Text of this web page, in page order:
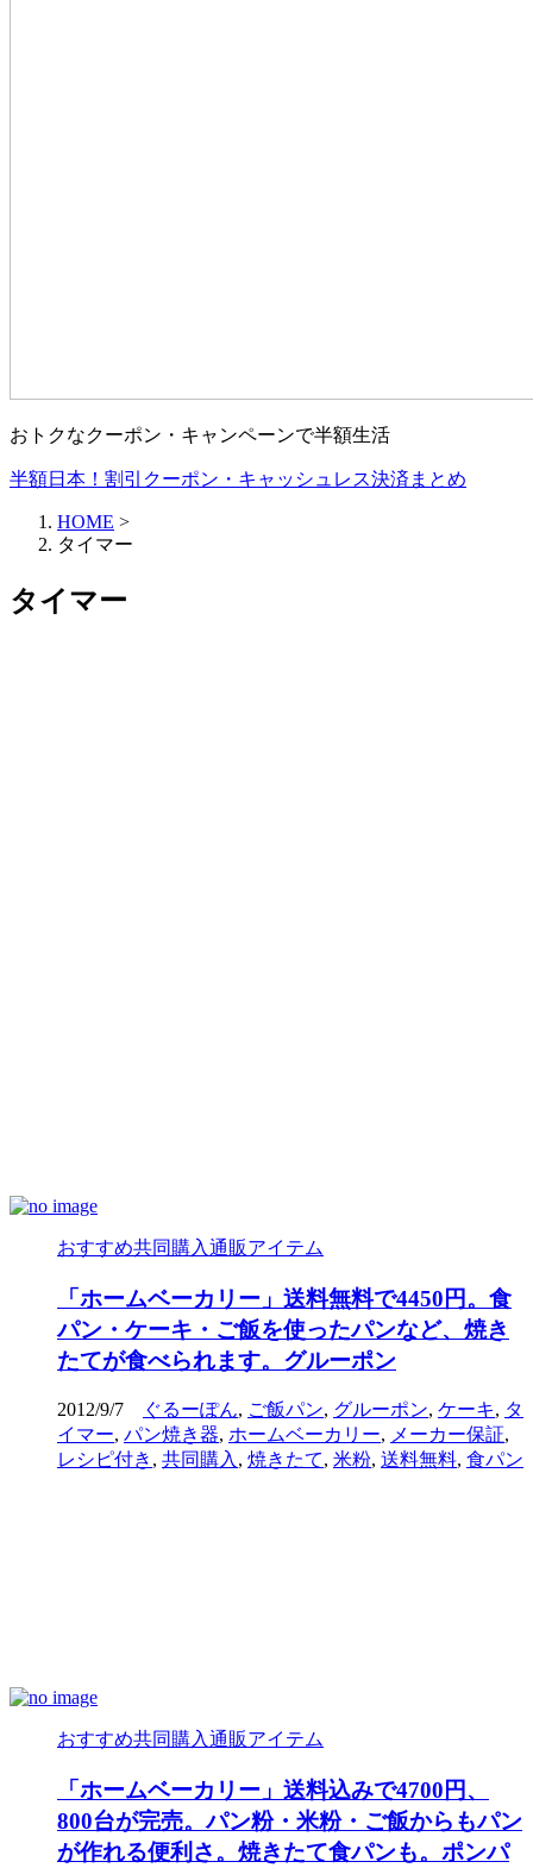
おトクなクーポン・キャンペーンで半額生活
半額日本！割引クーポン・キャッシュレス決済まとめ
HOME >
タイマー
タイマー
おすすめ共同購入通販アイテム
「ホームベーカリー」送料無料で4450円。食
パン・ケーキ・ご飯を使ったパンなど、焼き
たてが食べられます。グルーポン
2012/9/7 ぐるーぽん, ご飯パン, グルーポン, ケーキ, タ
イマー, パン焼き器, ホームベーカリー, メーカー保証,
レシピ付き , 共同購入 , 焼きたて, 米粉, 送料無料, 食パン
おすすめ共同購入通販アイテム
「ホームベーカリー」送料込みで4700円、
800台が完売。パン粉・米粉・ご飯からもパン
が作れる便利さ。焼きたて食パンも。ポンパ